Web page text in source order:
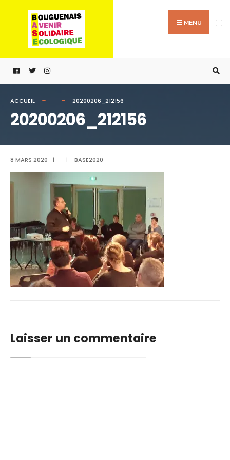
contenu
MENU
ACCUEIL 20200206_212156
20200206_212156
8 MARS 2020 | | BASE2020
Laisser un commentaire
for: